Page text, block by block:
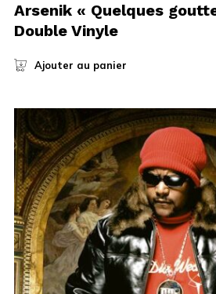
Arsenik « Quelques
Double Vinyle
Ajouter au panier